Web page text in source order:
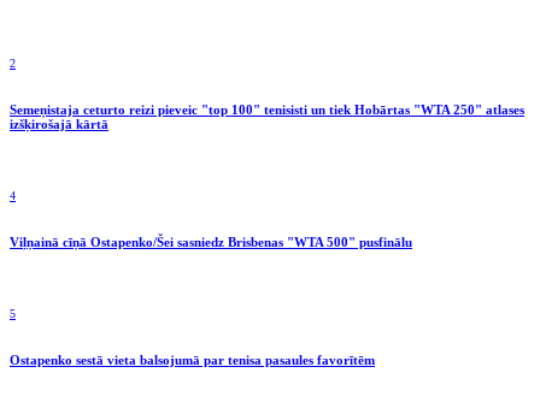
2
Semeņistaja ceturto reizi pieveic "top 100" tenisisti un tiek Hobārtas "WTA 250" atlases
izšķirošajā kārtā
4
Viļņainā cīņā Ostapenko/Šei sasniedz Brisbenas "WTA 500" pusfinālu
5
Ostapenko sestā vieta balsojumā par tenisa pasaules favorītēm